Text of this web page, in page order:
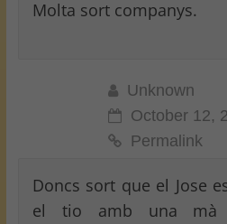
Molta sort companys.
Unknown
October 12,
Permalink
Doncs sort que el Jose
el tio amb una mà